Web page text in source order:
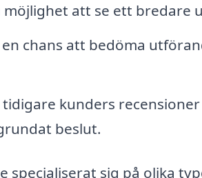
att se ett bredare
chans att bedöma
kunders
beslut.
specialiserat sig på olika